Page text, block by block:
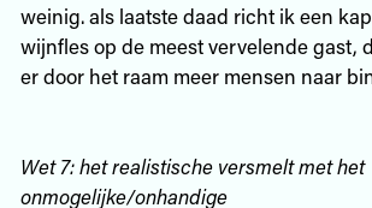
weinig. als laatste daad richt ik een
wijnfles op de meest vervelende gast,
er door het raam meer mensen naar
Wet 7: het realistische versmelt met het
onmogelijke/onhandige